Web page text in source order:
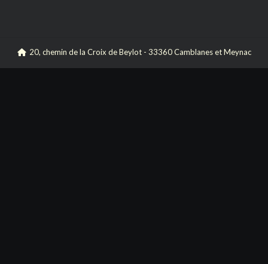
20, chemin de la Croix de Beylot - 33360 Camblanes et Meynac